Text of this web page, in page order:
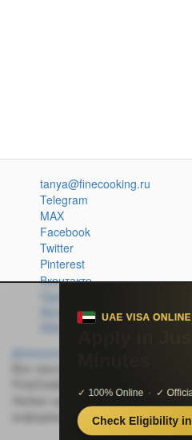
tanya@finecooking.ru
Telegram
MAX
Facebook
Twitter
Pinterest
Вконтакте
Одноклассники
Домашняя кухня без проблем
©
FineCooking.ru, защищены
Любая частичная или полная
информации без активной